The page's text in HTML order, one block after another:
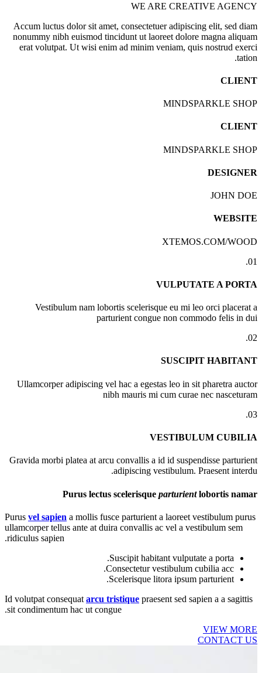
WE ARE CREATIVE AGENCY
Accum luctus dolor sit amet, consectetuer adipiscing elit, sed diam
nonummy nibh euismod tincidunt ut laoreet dolore magna aliquam
erat volutpat. Ut wisi enim ad minim veniam, quis nostrud exerci
tation.
CLIENT
MINDSPARKLE SHOP
CLIENT
MINDSPARKLE SHOP
DESIGNER
JOHN DOE
WEBSITE
XTEMOS.COM/WOOD
01.
VULPUTATE A PORTA
Vestibulum nam lobortis scelerisque eu mi leo orci placerat a
parturient congue non commodo felis in dui
02.
SUSCIPIT HABITANT
Ullamcorper adipiscing vel hac a egestas leo in sit pharetra auctor
nibh mauris mi cum curae nec nasceturam
03.
VESTIBULUM CUBILIA
Gravida morbi platea at arcu convallis a id id suspendisse parturient
adipiscing vestibulum. Praesent interdu.
Purus lectus scelerisque parturientlobortis namar
Purus vel sapien a mollis fusce parturient a laoreet vestibulum purus
ullamcorper tellus ante at duira convallis ac vel a vestibulum sem
ridiculus sapien.
Suscipit habitant vulputate a porta.
Consectetur vestibulum cubilia acc.
Scelerisque litora ipsum parturient.
Id volutpat consequat arcu tristique praesent sed sapien a a sagittis
sit condimentum hac ut congue.
VIEW MORE
CONTACT US